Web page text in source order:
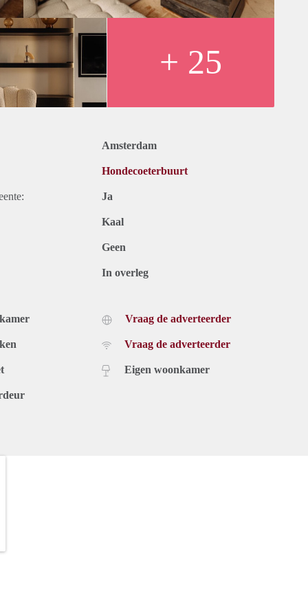
at exits S109 and S108.
clause
+ 25
Amsterdam
Hondecoeterbuurt
Ja
Kaal
Geen
In overleg
Vraag de adverteerder
Vraag de adverteerder
Eigen woonkamer